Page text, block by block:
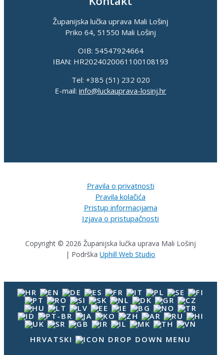
Županijska lučka uprava Mali Lošinj
Priko 64, 51550 Mali Lošinj
OIB: 54547924664
IBAN: HR2024020061100108193
Tel: +385 (51) 232 020
E-mail: info@luckauprava-losinj.hr
Pravila o privatnosti
Pravila kolačića
Pristup informacijama
Izjava o pristupačnosti
Copyright © 2026 Županijska lučka uprava Mali Lošinj
| Podrška Uphill Web Studio
HRVATSKI